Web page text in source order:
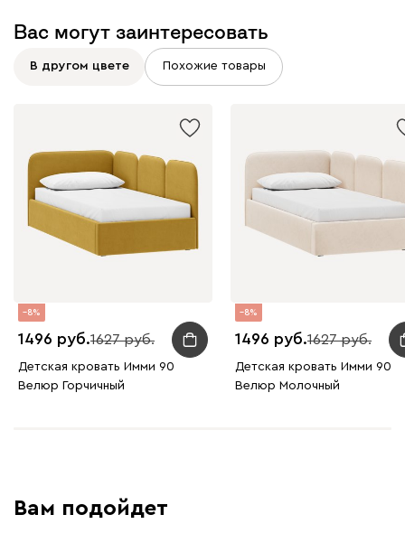
Винтер 1926
Букле 2202
Альтеа
Вас могут заинтересовать
В другом цвете Похожие товары
8
1496 1627
Детская кровать Имми 90
Велюр Горчичный
8
1496 1627
Детская кровать Имми 90
Велюр Молочный
Вам подойдет